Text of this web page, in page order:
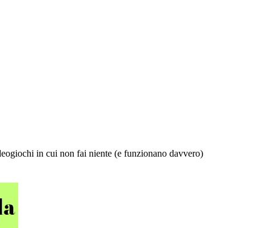
in cui non fai niente (e funzionano davvero)